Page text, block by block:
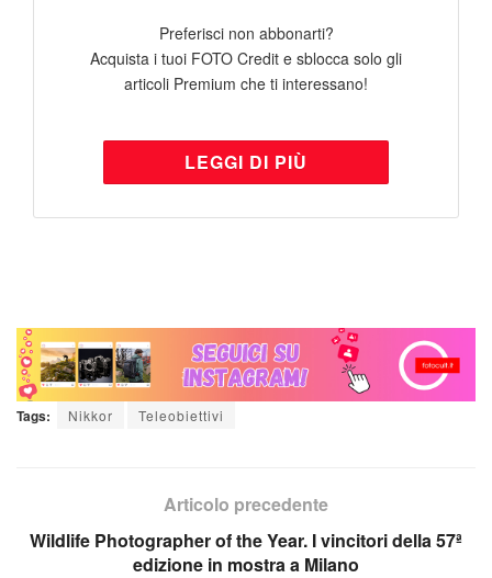
Preferisci non abbonarti?
Acquista i tuoi FOTO Credit e sblocca solo gli
articoli Premium che ti interessano!
LEGGI DI PIÙ
Tags: Nikkor Teleobiettivi
Articolo precedente
Wildlife Photographer of the Year. I vincitori della 57ª
edizione in mostra a Milano